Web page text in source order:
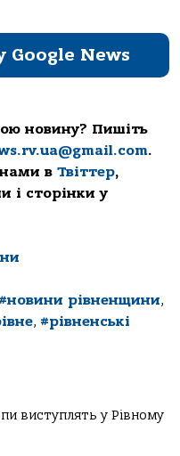
Google News
новину? Пишіть
.
в Твіттер,
і сторінки у
#новини рівненщини,
, #рівненські
виступлять у Рівному